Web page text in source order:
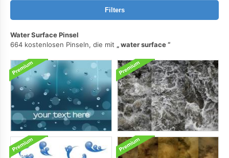
Filters
Water Surface Pinsel
664 kostenlosen Pinseln, die mit
water surface